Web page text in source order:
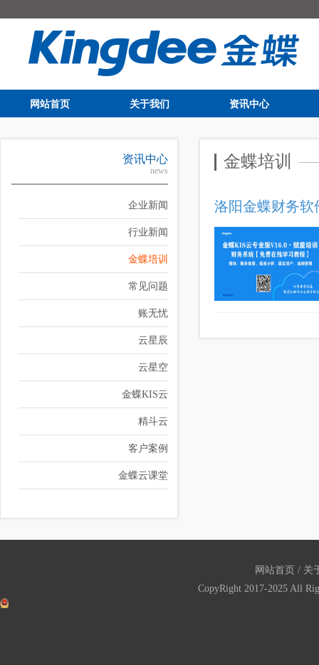
网站首页 关于我们 资讯中心
资讯中心
news
企业新闻
行业新闻
金蝶培训
常见问题
账无忧
云星辰
云星空
金蝶KIS云
精斗云
客户案例
金蝶云课堂
金蝶培训
洛阳金蝶财务软
网站首页 / 关
CopyRight 2017-2025 All